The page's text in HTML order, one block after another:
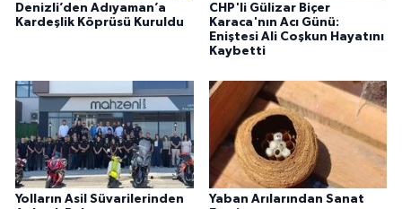
Denizli’den Adıyaman’a
Kardeşlik Köprüsü Kuruldu
CHP'li Gülizar Biçer
Karaca'nın Acı Günü:
Eniştesi Ali Coşkun Hayatını
Kaybetti
Yolların Asil Süvarilerinden
Yaban Arılarından Sanat